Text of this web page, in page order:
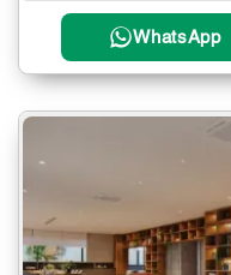
WhatsApp